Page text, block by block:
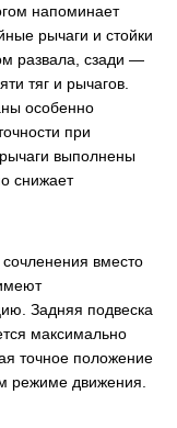
напоминает
рычаги и стойки
развала, сзади —
тяг и рычагов.
особенно
при
выполнены
снижает
вместо
Задняя подвеска
максимально
точное положение
режиме движения.